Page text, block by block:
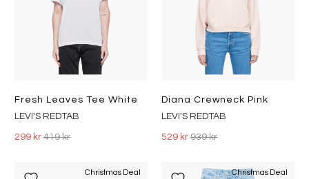
Fresh Leaves Tee White
LEVI'S REDTAB
299 kr419 kr
Diana Crewneck Pink
LEVI'S REDTAB
529 kr 939 kr
Christmas Deal Christmas Deal